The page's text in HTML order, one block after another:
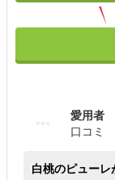
愛用者
口コミ
白桃のピューレ